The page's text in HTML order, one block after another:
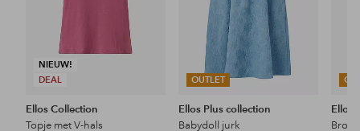
NIEUW!
DEAL
Ellos Collection
Topje met V-hals
OUTLET
Ellos Plus collection
Babydoll jurk
Ellos